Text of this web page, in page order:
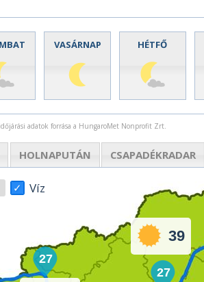
VASÁRNAP HÉTFŐ
adatok forrása a HungaroMet Nonprofit Zrt.
HOLNAPUTÁN CSAPADÉKRADAR
39
27
27
Víz